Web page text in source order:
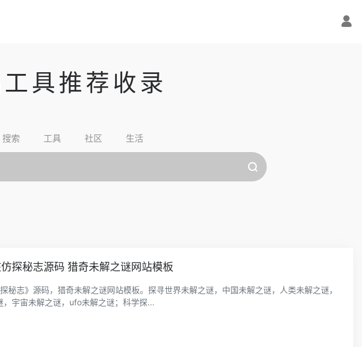
具推荐收录
搜索 工具 社区 生活
探秘志源码 猎奇未解之谜网站模板
秘志》源码，猎奇未解之谜网站模板。探寻世界未解之谜，中国未解之谜，人类未解之谜，
，宇宙未解之谜，ufo未解之谜；科学探...